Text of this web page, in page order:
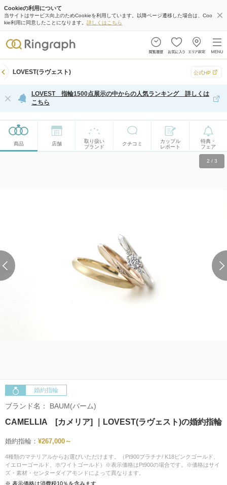
Cookieの利用について
当サイトはサービス向上のためCookieを利用しています。以降ページ遷移した場合は、Coo
kie利用に同意したことになります。 詳しくはこちら
LOVEST(ラヴェスト) 公式HP
LOVEST 指輪1500点展示の中からの人気ランキング 詳しくは
こちら
商品 店舗
取り扱い
ブランド
クチコミ
カップル
レポート
特典・
フェア
2 / 3
婚約指輪
ブランド名： BAUM(バーム)
CAMELLIA [カメリア] ｜LOVEST(ラヴェスト)の婚約指輪
婚約指輪： ¥267,000～
4種類のマテリアルからお選びいただけます。（Pt900プラチナ/ K18ピンクゴールド、
イエローゴールド、ホワイトゴールド）※表示価格はPt900の場合です。※価格はサイ
ズ・素材・センターダイアモンドによって異なります。
※ 表示価格は消費税10％を含みます